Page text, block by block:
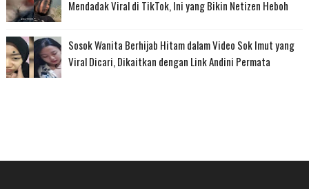
Mendadak Viral di TikTok, Ini yang Bikin Netizen Heboh
Sosok Wanita Berhijab Hitam dalam Video Sok Imut yang
Viral Dicari, Dikaitkan dengan Link Andini Permata